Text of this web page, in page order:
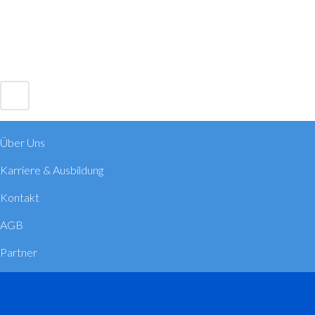
Über Uns
Karriere & Ausbildung
Kontakt
AGB
Partner